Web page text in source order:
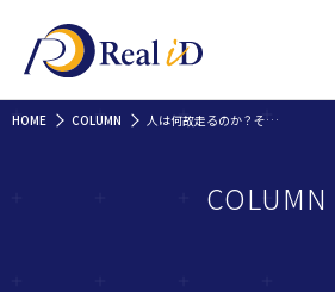
HOME COLUMN 人は何故走るのか？その14
COLUMN